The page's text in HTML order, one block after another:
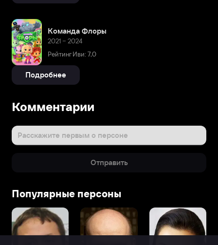
Команда Флоры
2021 – 2024
Рейтинг Иви: 7,0
Подробнее
Комментарии
Расскажите первым о персоне
Отправить
Популярные персоны